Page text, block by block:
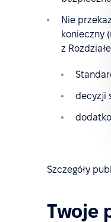
Nie
konieczny
z
decyzji
Szczegóły
Twoje